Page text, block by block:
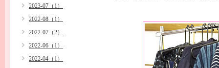
2023-07（1）
2022-08（1）
2022-07（2）
2022-06（1）
2022-04（1）